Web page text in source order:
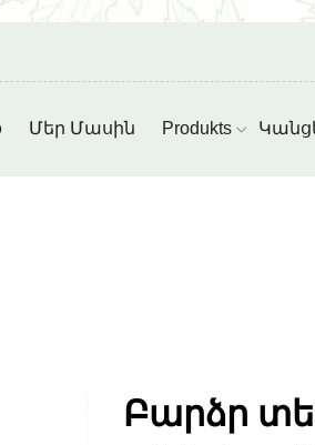
Մեր Մասին Produkts
Բարձր